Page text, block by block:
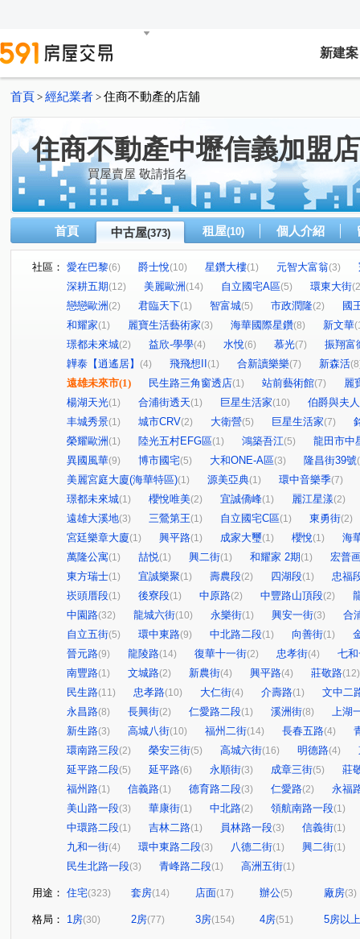
新建案
首頁 > 經紀業者 > 住商不動產的店舖
住商不動產中壢信義加盟店
買屋賣屋 敬請指名
首頁 中古屋(373) 租屋(10) 個人介紹
社區： 愛在巴黎(6) 爵士悅(10) 星鑽大樓(1) 元智大富翁(3)
深耕五期(12) 美麗歐洲(14) 自立國宅A區(5) 環東大街
戀戀歐洲(2) 君臨天下(1) 智富城(5) 市政潤隆(2)
國
和耀家(1) 麗寶生活藝術家(3) 海華國際星鑽(8) 新文華
璟都未來城(2) 益欣-學學(4) 水悅(6) 慕光(7)
振翔富
韡泰【逍遙居】
(4) 飛飛想II (1) 合新讀樂樂(7) 新森活
遠雄未來市(1) 民生路三角窗透店(1) 站前藝術館(7)
麗
楊湖天光(1) 合浦街透天(1) 巨星生活家(10)
伯爵與夫人
丰城秀景(1) 城市CRV(2) 大衛營(5) 巨星生活家(7)
榮耀歐洲 (1) 陸光五村EFG區(1) 鴻築吾江(5)
龍田市中
異國風華(9) 博市國宅(5) 大和ONE-A區(3) 隆昌街39號
美麗宮庭大廈(海華特區)(1) 源美亞典(1) 環中音樂季(7)
璟都未來城(1) 櫻悅唯美(2) 宜誠僑峰(1) 麗江星漾(2)
遠雄大溪地(3) 三鶯第王(1) 自立國宅C區(1) 東勇街(2)
宮廷樂章大廈(1) 興平路(1) 成家大璽(1) 櫻悅(1)
海
萬隆公寓(1) 喆悦(1) 興二街(1) 和耀家 2期(1)
宏普
東方瑞士(1) 宜誠樂聚(1) 壽農段(2) 四湖段(1)
忠福
崁頭厝段(1) 後寮段(1) 中原路(2) 中豐路山頂段(2)
中園路(32) 龍城六街(10) 永樂街(1) 興安一街(3)
合
自立五街(5) 環中東路(9) 中北路二段(1) 向善街(1)
晉元路(9) 龍陵路(14) 復華十一街(2) 忠孝街(4)
七
南豐路(1) 文城路(2) 新農街(4) 興平路(4) 莊敬路(12)
民生路(11) 忠孝路(10) 大仁街(4) 介壽路(1)
文中二
永昌路(8) 長興街(2) 仁愛路二段(1) 溪洲街(8)
上湖
新生路(3) 高城八街(10) 福州二街(14) 長春五路(4)
環南路三段(2) 榮安三街(5) 高城六街(16) 明德路(4)
延平路二段(5) 延平路(6) 永順街(3) 成章三街(5)
莊
福州路(1) 信義路(1) 德育路二段(3) 仁愛路(2)
永福
美山路一段(3) 華康街(1) 中北路(2) 領航南路一段(1)
中環路二段(1) 吉林二路(1) 員林路一段(3) 信義街(1)
九和一街(4) 環中東路二段(3) 八德二街(1) 興二街(1)
民生北路一段(3) 青峰路二段(1) 高洲五街(1)
用途： 住宅(323) 套房(14) 店面(17) 辦公(5) 廠房(3)
格局： 1房(30) 2房(77) 3房(154) 4房(51) 5房以上